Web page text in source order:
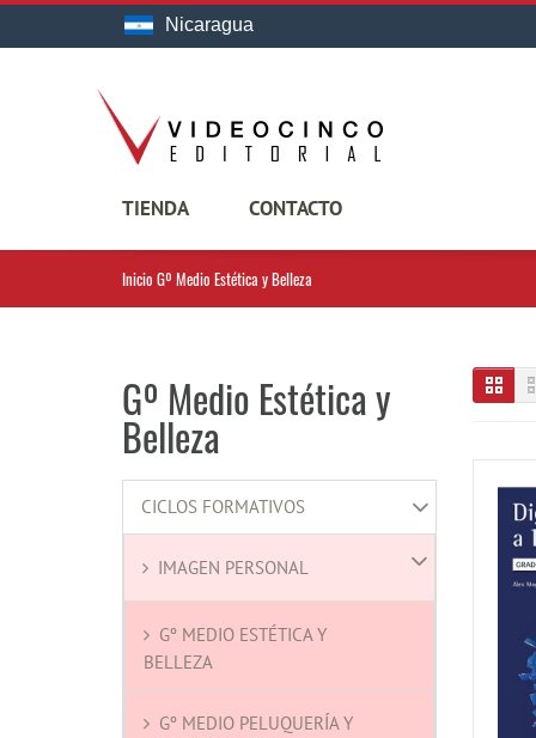
Nicaragua
TIENDA CONTACTO
Inicio Gº Medio Estética y Belleza
Gº Medio Estética y
Belleza
CICLOS FORMATIVOS
IMAGEN PERSONAL
Gº MEDIO ESTÉTICA Y
BELLEZA
Gº MEDIO PELUQUERÍA Y